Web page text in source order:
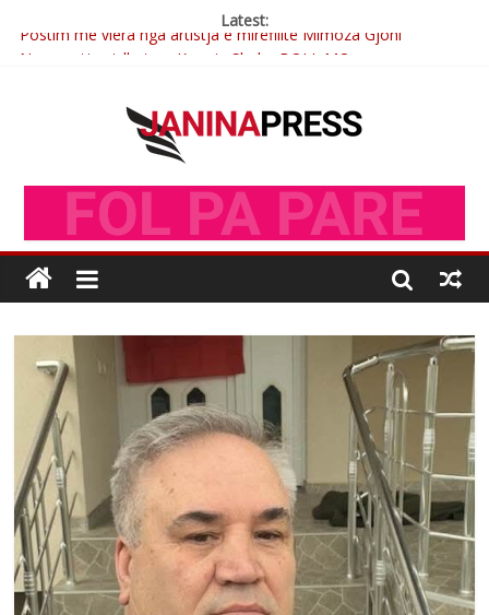
Latest:
Postim me vlera nga artistja e mirëfilltë Mimoza Gjoni
Nga poetja atdhetare Kumrie Shala -BOLL MO
Çlirimtari Mentor Mushkolaj nderohet me mirenjohje nga
Xhevdet Qeriqi Dega e invalidëve në Fushë Kosovë